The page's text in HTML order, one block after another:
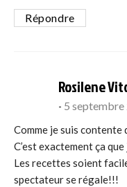
Répondre
Rosilene
5 septembre
Comme je suis
C’est exactement ça
Les recettes soient
spectateur se régale!!!